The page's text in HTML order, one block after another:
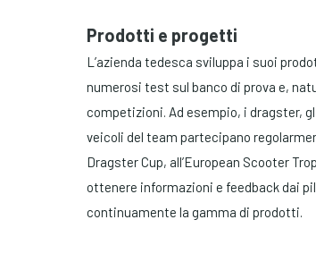
Prodotti e progetti
L’azienda tedesca sviluppa i suoi
numerosi test sul banco di prova e,
competizioni. Ad esempio, i dragster,
veicoli del team partecipano
Dragster Cup, all’European Scooter
ottenere informazioni e feedback dai
continuamente la gamma di prodotti.